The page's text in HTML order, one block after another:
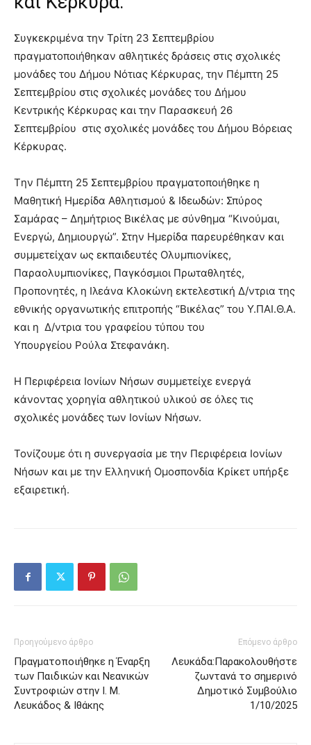
Συγκεκριμένα την Τρίτη 23 Σεπτεμβρίου
πραγματοποιήθηκαν αθλητικές δράσεις στις σχολικές
μονάδες του Δήμου Νότιας Κέρκυρας, την Πέμπτη 25
Σεπτεμβρίου στις σχολικές μονάδες του Δήμου
Κεντρικής Κέρκυρας και την Παρασκευή 26
Σεπτεμβρίου στις σχολικές μονάδες του Δήμου Βόρειας
Κέρκυρας.
Tην Πέμπτη 25 Σεπτεμβρίου πραγματοποιήθηκε η
Μαθητική Ημερίδα Αθλητισμού & Ιδεωδών: Σπύρος
Σαμάρας – Δημήτριος Βικέλας με σύνθημα “Κινούμαι,
Ενεργώ, Δημιουργώ”. Στην Ημερίδα παρευρέθηκαν και
συμμετείχαν ως εκπαιδευτές Ολυμπιονίκες,
Παραολυμπιονίκες, Παγκόσμιοι Πρωταθλητές,
Προπονητές, η Ιλεάνα Κλοκώνη εκτελεστική Δ/ντρια της
εθνικής οργανωτικής επιτροπής “Βικέλας” του Υ.ΠΑΙ.Θ.Α.
και η Δ/ντρια του γραφείου τύπου του
Υπουργείου Ρούλα Στεφανάκη.
Η Περιφέρεια Ιονίων Νήσων συμμετείχε ενεργά
κάνοντας χορηγία αθλητικού υλικού σε όλες τις
σχολικές μονάδες των Ιονίων Νήσων.
Τονίζουμε ότι η συνεργασία με την Περιφέρεια Ιονίων
Nήσων και με την Ελληνική Ομοσπονδία Κρίκετ υπήρξε
εξαιρετική.
Προηγούμενο άρθρο
Πραγματοποιήθηκε η Έναρξη
των Παιδικών και Νεανικών
Συντροφιών στην Ι. Μ.
Λευκάδος & Ιθάκης
Επόμενο άρθρο
Λευκάδα:Παρακολουθήστε
ζωντανά το σημερινό
Δημοτικό Συμβούλιο
1/10/2025